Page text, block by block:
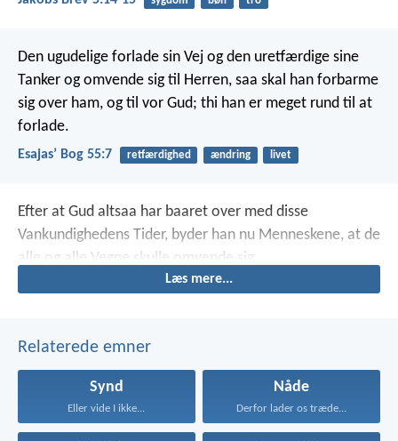
Den ugudelige forlade sin Vej og den uretfærdige sine
Tanker og omvende sig til Herren, saa skal han forbarme
sig over ham, og til vor Gud; thi han er meget rund til at
forlade.
Esajasʼ Bog 55:7 retfærdighed ændring livet
Efter at Gud altsaa har baaret over med disse
Vankundighedens Tider, byder han nu Menneskene, at de
alle og alle Vegne skulle omvende sig.
Læs mere...
Relaterede emner
Synd
Eller vide I ikke...
Nåde
Derfor lader os træde...